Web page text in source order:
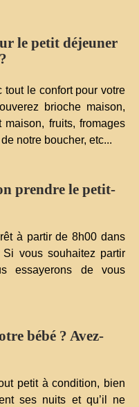
le petit déjeuner
tout le confort pour votre
brioche maison,
fruits, fromages
notre boucher, etc...
prendre le petit-
à partir de 8h00 dans
vous souhaitez partir
essayerons de vous
bébé ? Avez-
petit à condition, bien
ses nuits et qu’il ne